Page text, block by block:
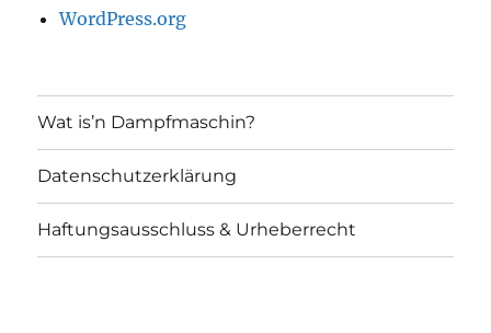
WordPress.org
Wat is’n Dampfmaschin?
Datenschutzerklärung
Haftungsausschluss & Urheberrecht